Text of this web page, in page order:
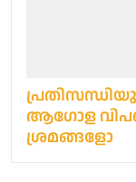
ആഗോള
ശ്രമങ്ങളോ